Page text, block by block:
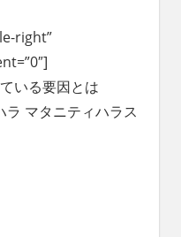
right”
いる要因とは
ラ マタニティハラス